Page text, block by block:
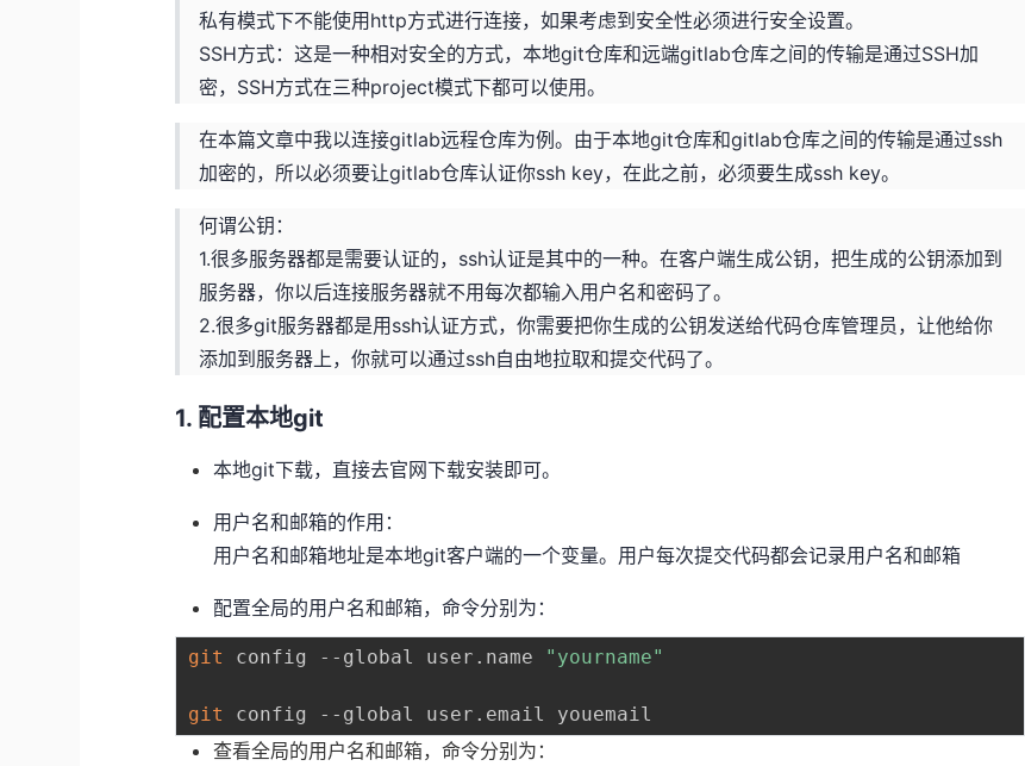
私有模式下不能使用http方式进行连接，如果考虑到安全性必须进行安全设置。
SSH方式：这是一种相对安全的方式，本地git仓库和远端gitlab仓库之间的传输是通过SSH加
密，SSH方式在三种project模式下都可以使用。
在本篇文章中我以连接gitlab远程仓库为例。由于本地git仓库和gitlab仓库之间的传输是通过ssh
加密的，所以必须要让gitlab仓库认证你ssh key，在此之前，必须要生成ssh key。
何谓公钥：
1.很多服务器都是需要认证的，ssh认证是其中的一种。在客户端生成公钥，把生成的公钥添加到
服务器，你以后连接服务器就不用每次都输入用户名和密码了。
2.很多git服务器都是用ssh认证方式，你需要把你生成的公钥发送给代码仓库管理员，让他给你
添加到服务器上，你就可以通过ssh自由地拉取和提交代码了。
1. 配置本地git
本地git下载，直接去官网下载安装即可。
用户名和邮箱的作用：
用户名和邮箱地址是本地git客户端的一个变量。用户每次提交代码都会记录用户名和邮箱
配置全局的用户名和邮箱，命令分别为：
git config --global user.name "yourname"
git
查看全局的用户名和邮箱，命令分别为：